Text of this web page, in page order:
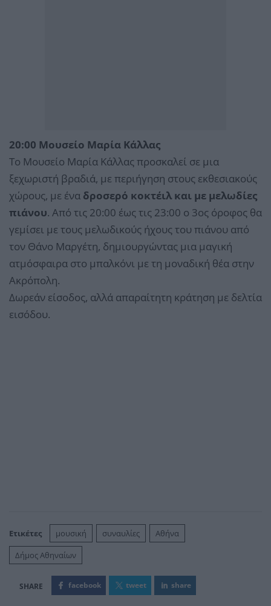
20:00 Μουσείο Μαρία Κάλλας
Το Μουσείο Μαρία Κάλλας προσκαλεί σε μια
ξεχωριστή βραδιά, με περιήγηση στους εκθεσιακούς
χώρους, με ένα δροσερό κοκτέιλ και με μελωδίες
πιάνου. Από τις 20:00 έως τις 23:00 ο 3ος όροφος θα
γεμίσει με τους μελωδικούς ήχους του πιάνου από
τον Θάνο Μαργέτη, δημιουργώντας μια μαγική
ατμόσφαιρα στο μπαλκόνι με τη μοναδική θέα στην
Ακρόπολη.
Δωρεάν είσοδος, αλλά απαραίτητη κράτηση με δελτία
εισόδου.
Ετικέτες μουσική συναυλίες
Αθήνα
Δήμος Αθηναίων
facebook tweet share